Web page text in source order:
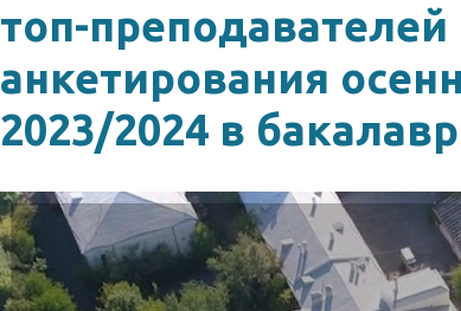
топ-преподавателей
анкетирования
2023/2024 в